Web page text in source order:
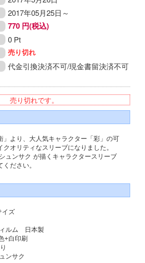
2017年05月25日～
770 円(税込)
0 Pt
売り切れ
代金引換決済不可/現金書留決済不可
売り切れです。
」より、大人気キャラクター「彩」の可
オリティなスリーブになりました。
ュンサク が描くキャラクタースリーブ
ださい。
イズ
ルム　日本製
+白印刷
ンサク